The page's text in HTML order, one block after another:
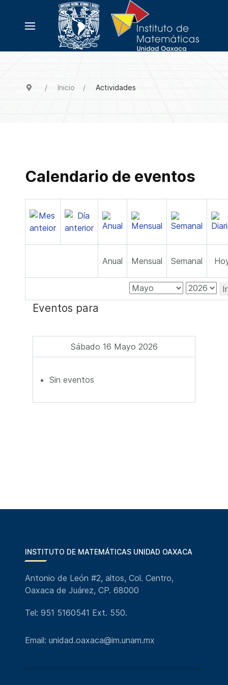
Inicio Actividades
Calendario de eventos
Anual Mensual Semanal
Eventos para
Sábado 16 Mayo 2026
Sin eventos
INSTITUTO DE MATEMÁTICAS UNIDAD OAXACA
Antonio de León #2, altos, Col. Centro,
Oaxaca de Juárez, CP. 68000
Tel: 951 5160541 Ext. 550.
Email: unidad.oaxaca@im.unam.mx